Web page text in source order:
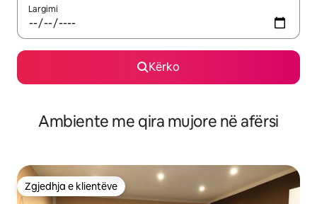
Largimi
Kërko
Ambiente me qira mujore në afërsi
Zgjedhja e klientëve
Zgjedhja e klientëve